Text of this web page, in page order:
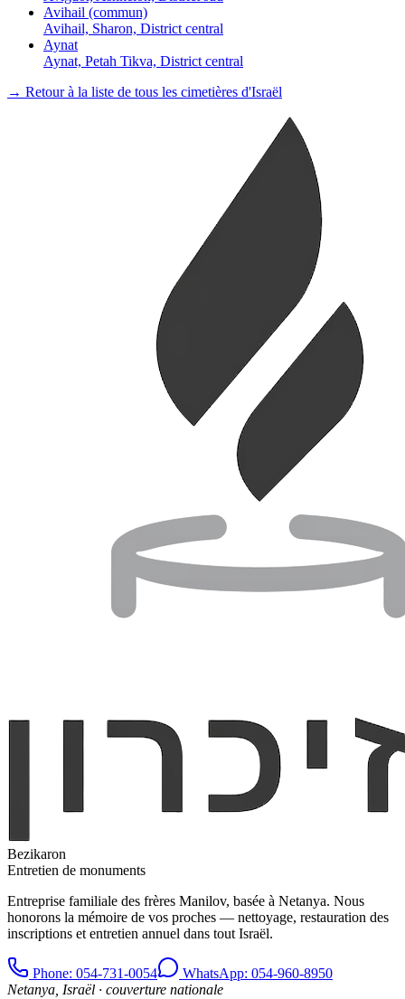
Avihail (commun)
Avihail, Sharon, District central
Aynat
Aynat, Petah Tikva, District central
→ Retour à la liste de tous les cimetières d'Israël
Bezikaron
Entretien de monuments
Entreprise familiale des frères Manilov, basée à Netanya. Nous
honorons la mémoire de vos proches — nettoyage, restauration des
inscriptions et entretien annuel dans tout Israël.
Phone: 054-731-0054
WhatsApp: 054-960-8950
Netanya, Israël · couverture nationale